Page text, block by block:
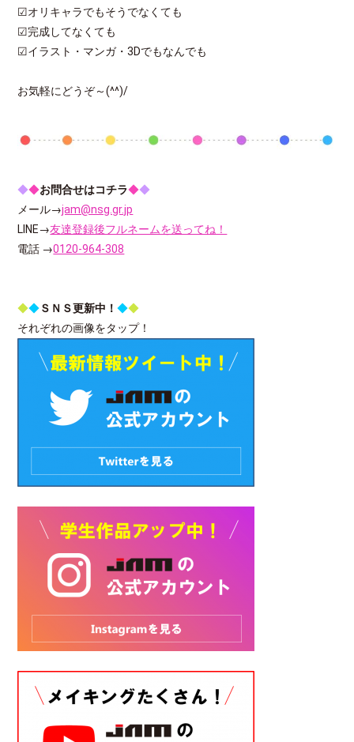
☑オリキャラでもそうでなくても
☑完成してなくても
☑イラスト・マンガ・3Dでもなんでも
お気軽にどうぞ～(^^)/
◆◆お問合せはコチラ◆◆
メール→jam@nsg.gr.jp
LINE→友達登録後フルネームを送ってね！
電話 →0120-964-308
◆◆ＳＮＳ更新中！◆◆
それぞれの画像をタップ！